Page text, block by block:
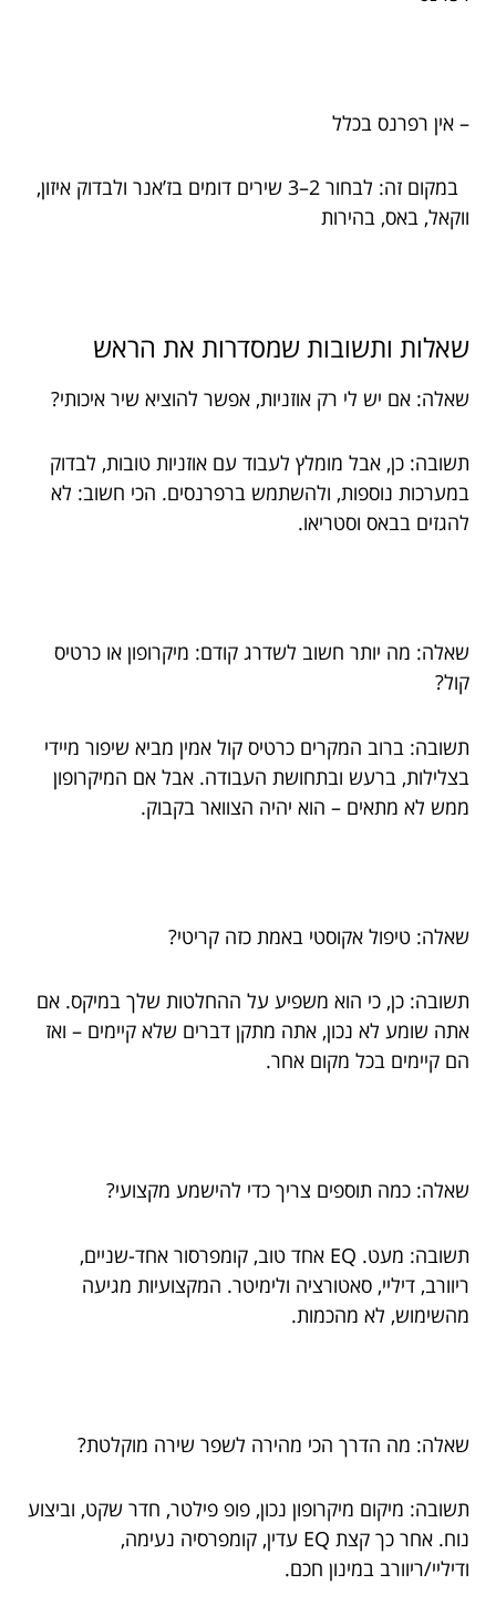
– אין רפרנס בכלל
במקום זה: לבחור 2–3 שירים דומים בז’אנר ולבדוק איזון,
ווקאל, באס, בהירות
שאלות ותשובות שמסדרות את הראש
שאלה: אם יש לי רק אוזניות, אפשר להוציא שיר איכותי?
תשובה: כן, אבל מומלץ לעבוד עם אוזניות טובות, לבדוק
במערכות נוספות, ולהשתמש ברפרנסים. הכי חשוב: לא
להגזים בבאס וסטריאו.
שאלה: מה יותר חשוב לשדרג קודם: מיקרופון או כרטיס
קול?
תשובה: ברוב המקרים כרטיס קול אמין מביא שיפור מיידי
בצלילות, ברעש ובתחושת העבודה. אבל אם המיקרופון
ממש לא מתאים – הוא יהיה הצוואר בקבוק.
שאלה: טיפול אקוסטי באמת כזה קריטי?
תשובה: כן, כי הוא משפיע על ההחלטות שלך במיקס. אם
אתה שומע לא נכון, אתה מתקן דברים שלא קיימים – ואז
הם קיימים בכל מקום אחר.
שאלה: כמה תוספים צריך כדי להישמע מקצועי?
תשובה: מעט. EQ אחד טוב, קומפרסור אחד-שניים,
ריוורב, דיליי, סאטורציה ולימיטר. המקצועיות מגיעה
מהשימוש, לא מהכמות.
שאלה: מה הדרך הכי מהירה לשפר שירה מוקלטת?
תשובה: מיקום מיקרופון נכון, פופ פילטר, חדר שקט, וביצוע
נוח. אחר כך קצת EQ עדין, קומפרסיה נעימה,
ודיליי/ריוורב במינון חכם.